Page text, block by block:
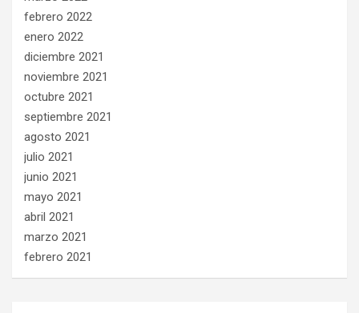
febrero 2022
enero 2022
diciembre 2021
noviembre 2021
octubre 2021
septiembre 2021
agosto 2021
julio 2021
junio 2021
mayo 2021
abril 2021
marzo 2021
febrero 2021